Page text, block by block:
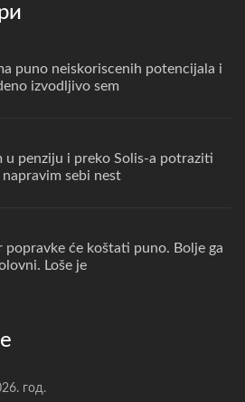
puno neiskoriscenih potencijala i
izvodljivo sem
u penziju i preko Solis-a potraziti
sebi nest
će koštati puno. Bolje ga
Loše je
год.